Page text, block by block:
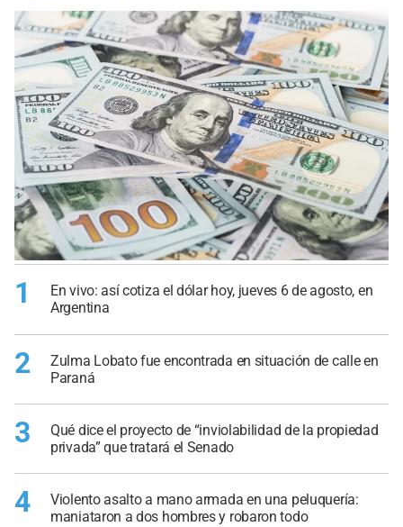
1
En vivo: así cotiza el dólar hoy, jueves 6 de agosto, en
Argentina
2
Zulma Lobato fue encontrada en situación de calle en
Paraná
3
Qué dice el proyecto de “inviolabilidad de la propiedad
privada” que tratará el Senado
4
Violento asalto a mano armada en una peluquería:
maniataron a dos hombres y robaron todo